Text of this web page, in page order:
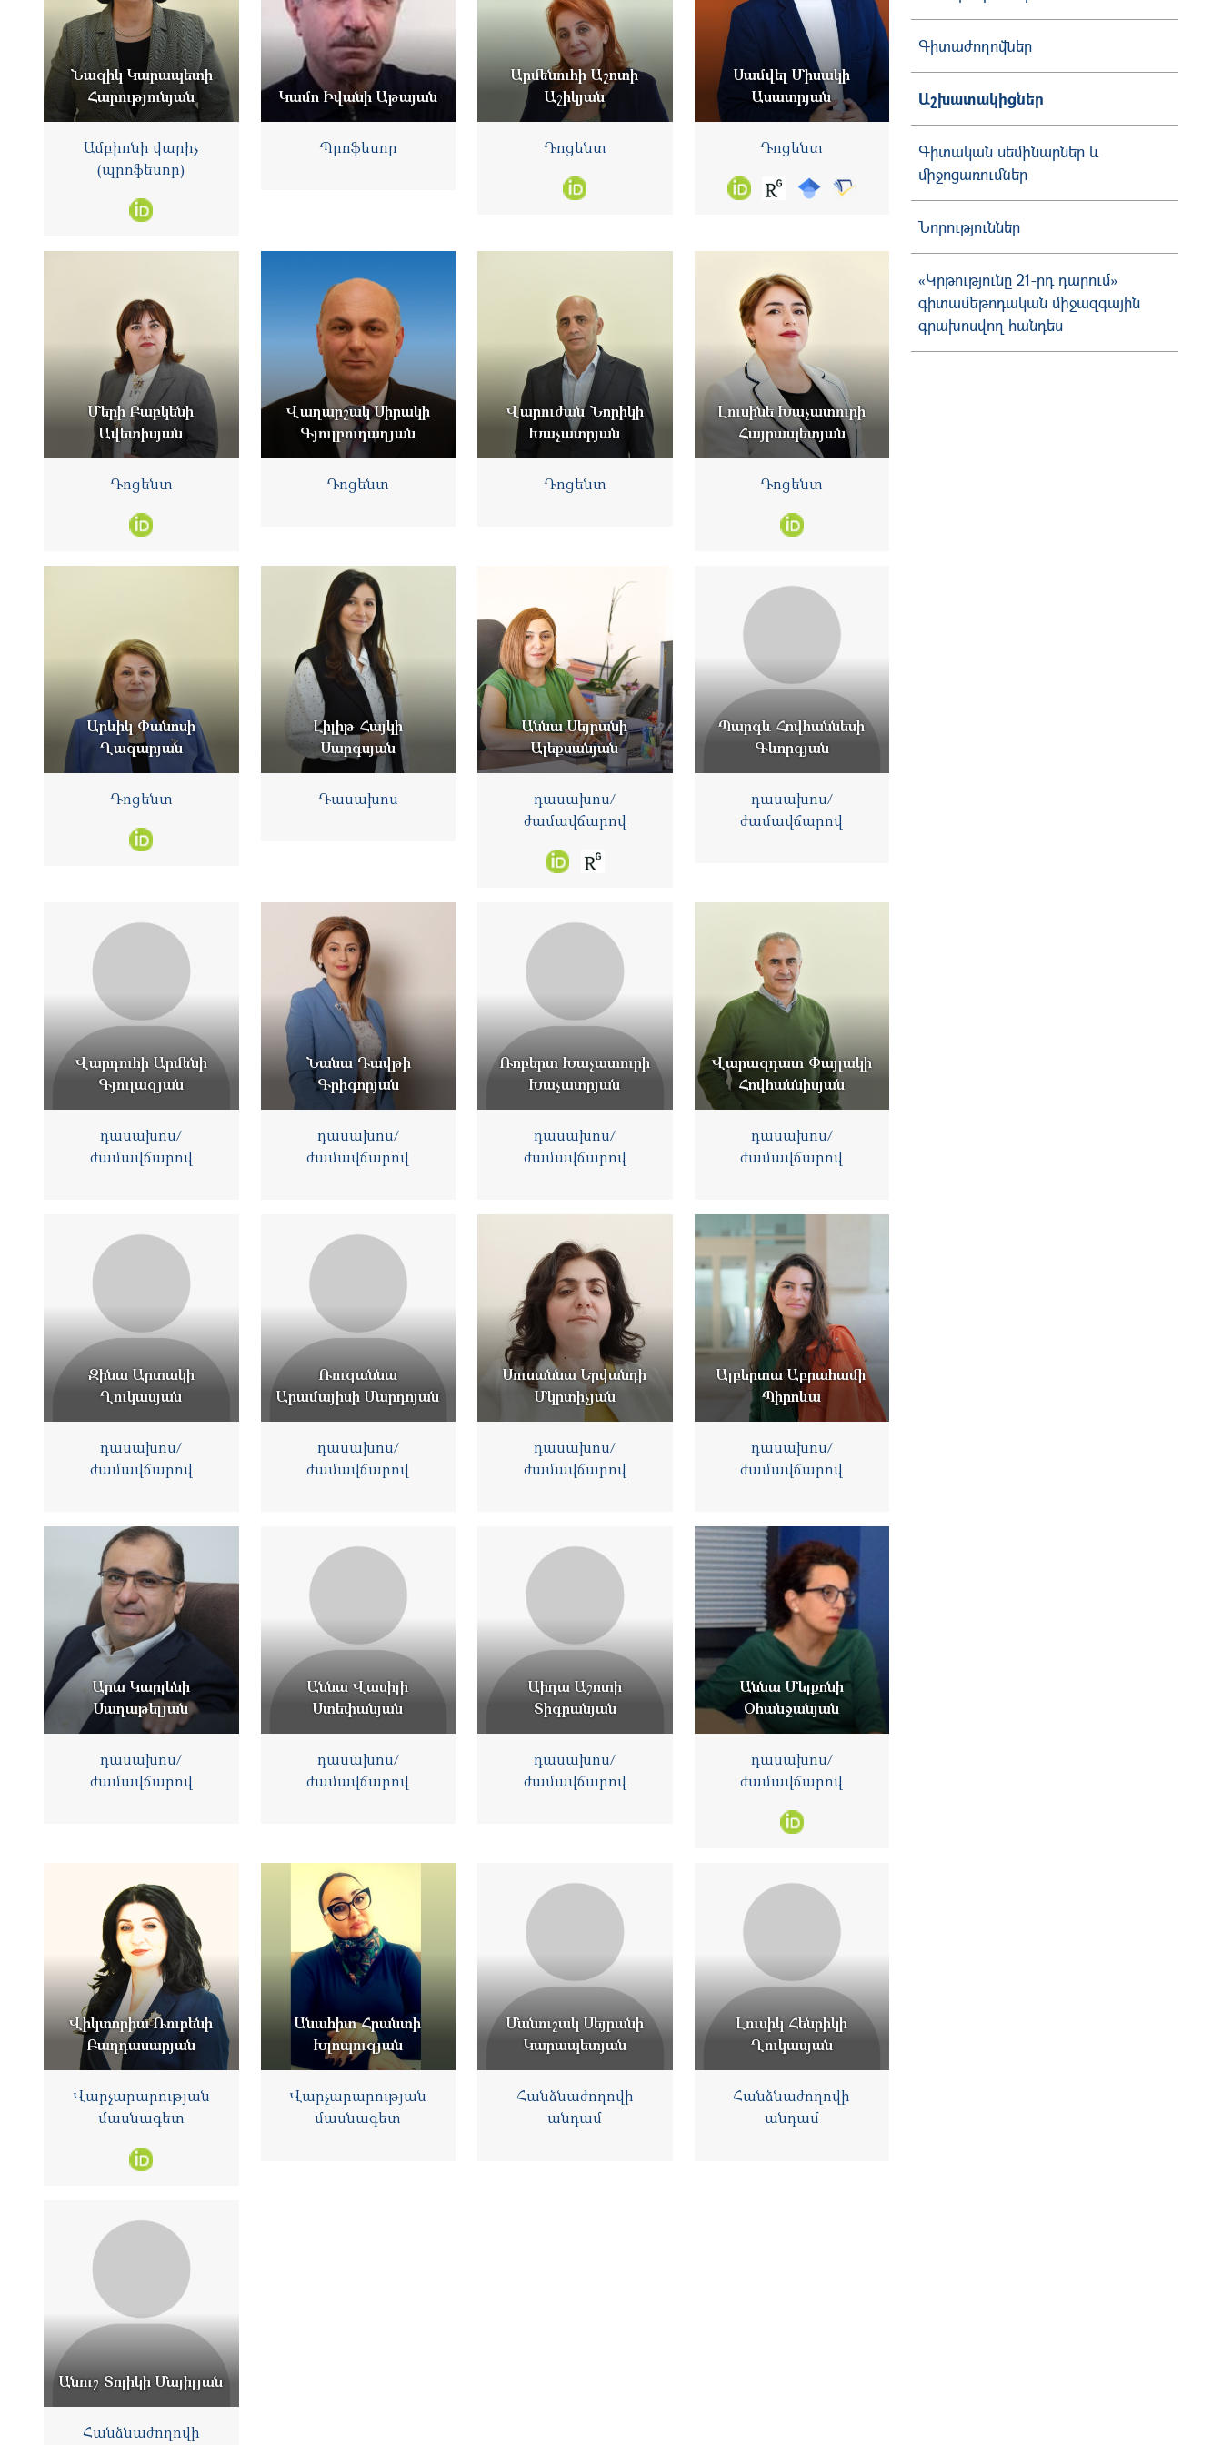
Նազիկ Կարապետի
Հարությունյան
Ամբիոնի վարիչ
(պրոֆեսոր)
Կամո Իվանի Աթայան
Պրոֆեսոր
Արմենուհի Աշոտի
Աշիկյան
Դոցենտ
Սամվել Միսակի
Ասատրյան
Դոցենտ
Մերի Բաբկենի
Ավետիսյան
Դոցենտ
Վաղարշակ Սիրակի
Գյուլբուդաղյան
Դոցենտ
Վարուժան Նորիկի
Խաչատրյան
Դոցենտ
Լուսինե Խաչատուրի
Հայրապետյան
Դոցենտ
Արևիկ Փանոսի
Ղազարյան
Դոցենտ
Լիլիթ Հայկի
Սարգսյան
Դասախոս
Աննա Սեյրանի
Ալեքսանյան
դասախոս/
ժամավճարով
Պարգև Հովհաննեսի
Գևորգյան
դասախոս/
ժամավճարով
Վարդուհի Արմենի
Գյուլազյան
դասախոս/
ժամավճարով
Նանա Դավթի
Գրիգորյան
դասախոս/
ժամավճարով
Ռոբերտ Խաչատուրի
Խաչատրյան
դասախոս/
ժամավճարով
Վարազդատ Փայլակի
Հովհաննիսյան
դասախոս/
ժամավճարով
Զինա Արտակի
Ղուկասյան
դասախոս/
ժամավճարով
Ռուզաննա
Արամայիսի Մարդոյան
դասախոս/
ժամավճարով
Սուսաննա Երվանդի
Մկրտիչյան
դասախոս/
ժամավճարով
Ալբերտա Աբրահամի
Պիրոևա
դասախոս/
ժամավճարով
Արա Կարլենի
Սաղաթելյան
դասախոս/
ժամավճարով
Աննա Վասիլի
Ստեփանյան
դասախոս/
ժամավճարով
Աիդա Աշոտի
Տիգրանյան
դասախոս/
ժամավճարով
Աննա Մելքոնի
Օհանջանյան
դասախոս/
ժամավճարով
Վիկտորիա Ռուբենի
Բաղդասարյան
Վարչարարության
մասնագետ
Անահիտ Հրանտի
Խլոպուզյան
Վարչարարության
մասնագետ
Մանուշակ Սեյրանի
Կարապետյան
Հանձնաժողովի
անդամ
Լուսիկ Հենրիկի
Ղուկասյան
Հանձնաժողովի
անդամ
Անուշ Տոլիկի Մայիլյան
Հանձնաժողովի
Գիտաժողովներ
Աշխատակիցներ
Գիտական սեմինարներ և
միջոցառումներ
Նորություններ
«Կրթությունը 21-րդ դարում»
գիտամեթոդական միջազգային
գրախոսվող հանդես